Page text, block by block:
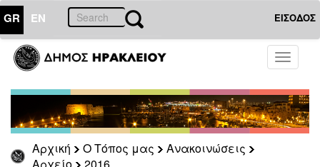
GR EN ΕΙΣΟΔΟΣ
Toggle
Αρχική Ο Τόπος μας
Ανακοινώσεις
Αρχείο
2016
ΤΟΠΟΣ
ΜΑΣ
Ανακοινώσεις
Αρχείο
2026